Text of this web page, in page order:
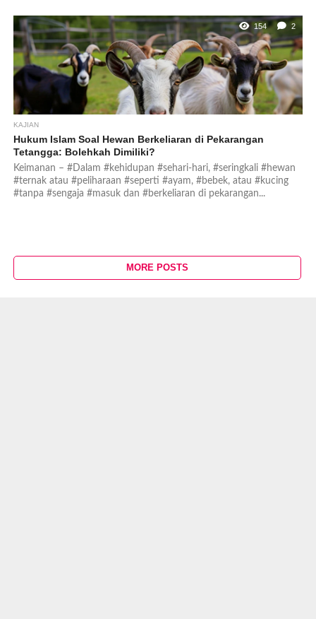
154 2
KAJIAN
Hukum Islam Soal Hewan Berkeliaran di Pekarangan
Tetangga: Bolehkah Dimiliki?
Keimanan – #Dalam #kehidupan #sehari-hari, #seringkali #hewan
#ternak atau #peliharaan #seperti #ayam, #bebek, atau #kucing
#tanpa #sengaja #masuk dan #berkeliaran di pekarangan...
MORE POSTS